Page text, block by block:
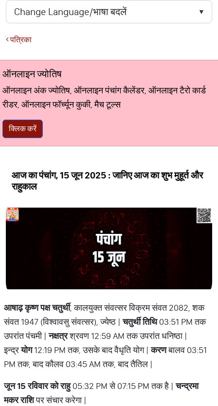
पत्रिका
ऑनलाइन ज्योतिष
ऑनलाइन अंक ज्योतिष, ऑनलाइन पंचांग कैलेंडर, ऑनलाइन टैरो कार्ड
रीडर, ऑनलाइन फॉर्च्यून कुकी, मैच टूल्स
क्लिक करें
आज का पंचांग, 15 जून 2025 : जानिए आज का शुभ मुहूर्त और
राहुकाल
आषाढ़ कृष्ण पक्ष चतुर्थी, कालयुक्त संवत्सर विक्रम संवत 2082, शक
संवत 1947 (विश्वावसु संवत्सर), ज्येष्ठ |चतुर्थी तिथि03:51 PM तक
उपरांत पंचमी |नक्षत्रश्रवण 12:59 AM तक उपरांत धनिष्ठा |
इन्द्रयोग12:19 PM तक, उसके बाद वैधृति योग |करणबालव 03:51
PM तक, बाद कौलव 03:45 AM तक, बाद तैतिल |
जून 15 रविवार को राहु05:32 PM से 07:15 PM तक है |चन्द्रमा
मकर राशिपर संचार करेगा |